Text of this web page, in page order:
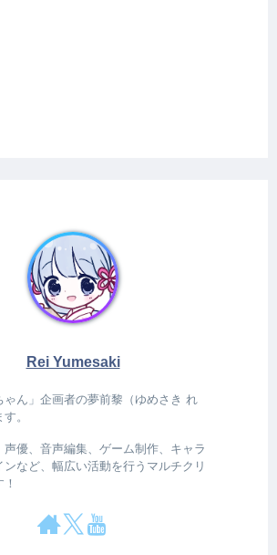
Rei Yumesaki
ゃん」企画者の夢前黎（ゆめさき れ
。
声優、音声編集、ゲーム制作、キャラ
ンなど、幅広い活動を行うマルチクリ